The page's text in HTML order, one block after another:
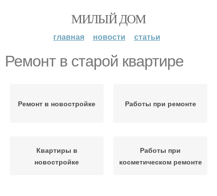
МИЛЫЙ ДОМ
главная новости статьи
Ремонт в старой квартире
Ремонт в новостройке Работы при ремонте
Квартиры в
новостройке
Работы при
косметическом ремонте